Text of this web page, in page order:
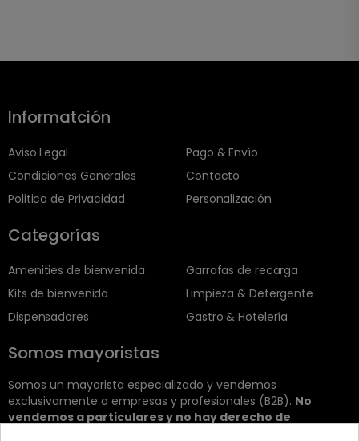
Informatción
Aviso Legal
Condiciones Generales
Politica de Privacidad
Pago & Envío
Contacto
Personalización
Categorías
Amenities de bienvenida
Kits de bienvenida
Dispensadores
Garrafas de recarga
Limpieza & Detergente
Gastro & Hotelería
Somos mayoristas
Somos un mayorista especializado y vendemos
exclusivamente a empresas y profesionales (B2B). No
vendemos a particulares y no hay derecho de